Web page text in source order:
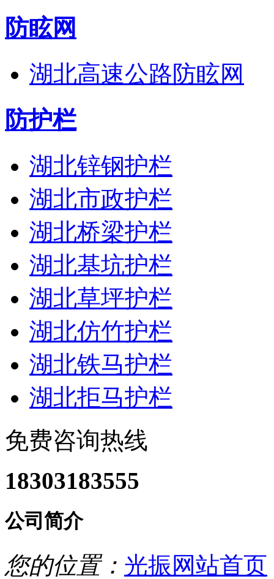
防眩网
湖北高速公路防眩网
防护栏
湖北锌钢护栏
湖北市政护栏
湖北桥梁护栏
湖北基坑护栏
湖北草坪护栏
湖北仿竹护栏
湖北铁马护栏
湖北拒马护栏
免费咨询热线
18303183555
公司简介
您的位置： 光振网站首页